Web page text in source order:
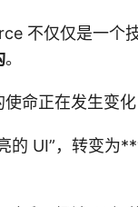
不仅仅是一个
。
命正在发生变化
的 UI”，转变为